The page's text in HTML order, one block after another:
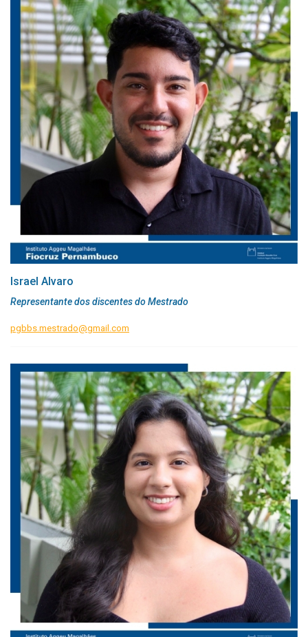
Israel Alvaro
Representante dos discentes do Mestrado
pgbbs.mestrado@gmail.com